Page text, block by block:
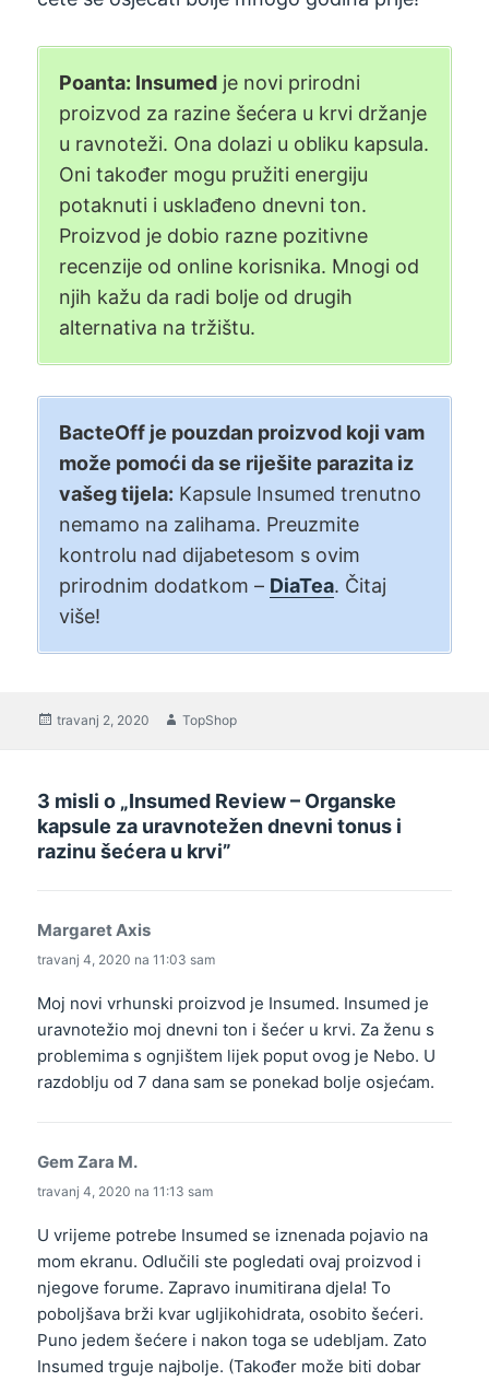
Poanta: Insumed je novi prirodni
proizvod za razine šećera u krvi držanje
u ravnoteži. Ona dolazi u obliku kapsula.
Oni također mogu pružiti energiju
potaknuti i usklađeno dnevni ton.
Proizvod je dobio razne pozitivne
recenzije od online korisnika. Mnogi od
njih kažu da radi bolje od drugih
alternativa na tržištu.
BacteOff je pouzdan proizvod koji vam
može pomoći da se riješite parazita iz
vašeg tijela: Kapsule Insumed trenutno
nemamo na zalihama. Preuzmite
kontrolu nad dijabetesom s ovim
prirodnim dodatkom – DiaTea. Čitaj
više!
Objavljeno
travanj 2, 2020 Autor
TopShop
3 misli o „Insumed Review – Organske
kapsule za uravnotežen dnevni tonus i
razinu šećera u krvi”
Margaret Axis
travanj 4, 2020 na 11:03 sam
Moj novi vrhunski proizvod je Insumed. Insumed je
uravnotežio moj dnevni ton i šećer u krvi. Za ženu s
problemima s ognjištem lijek poput ovog je Nebo. U
razdoblju od 7 dana sam se ponekad bolje osjećam.
Gem Zara M.
travanj 4, 2020 na 11:13 sam
U vrijeme potrebe Insumed se iznenada pojavio na
mom ekranu. Odlučili ste pogledati ovaj proizvod i
njegove forume. Zapravo inumitirana djela! To
poboljšava brži kvar ugljikohidrata, osobito šećeri.
Puno jedem šećere i nakon toga se udebljam. Zato
Insumed trguje najbolje. (Također može biti dobar